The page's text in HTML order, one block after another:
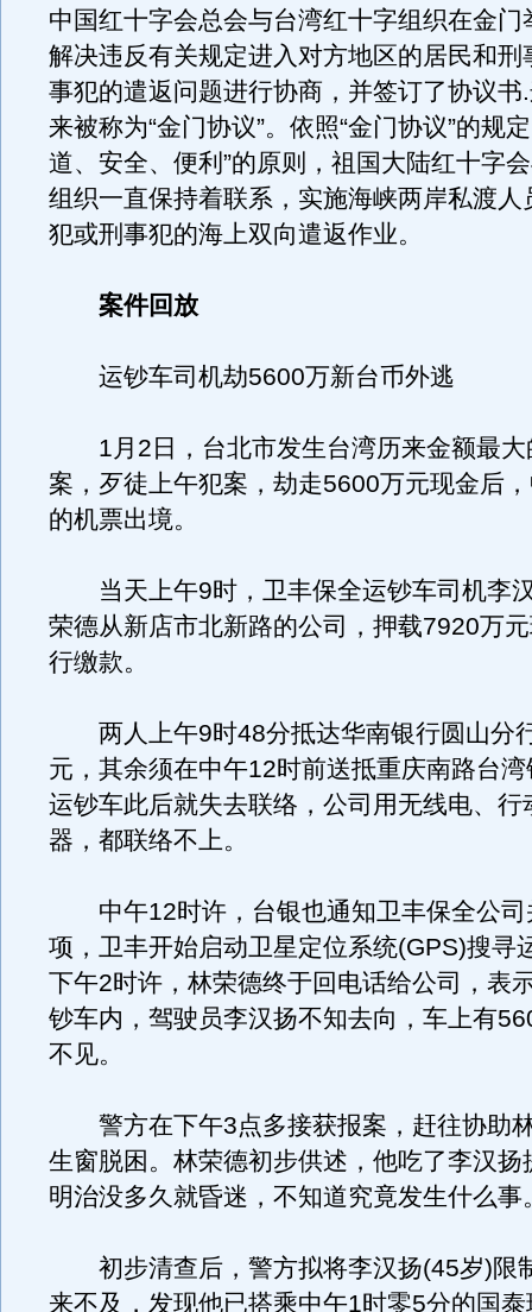
中国红十字会总会与台湾红十字组织在金门
解决违反有关规定进入对方地区的居民和刑
事犯的遣返问题进行协商，并签订了协议书
来被称为“金门协议”。依照“金门协议”的规
道、安全、便利”的原则，祖国大陆红十字
组织一直保持着联系，实施海峡两岸私渡人
犯或刑事犯的海上双向遣返作业。
案件回放
运钞车司机劫5600万新台币外逃
1月2日，台北市发生台湾历来金额最大
案，歹徒上午犯案，劫走5600万元现金后
的机票出境。
当天上午9时，卫丰保全运钞车司机李
荣德从新店市北新路的公司，押载7920万
行缴款。
两人上午9时48分抵达华南银行圆山分
元，其余须在中午12时前送抵重庆南路台
运钞车此后就失去联络，公司用无线电、行
器，都联络不上。
中午12时许，台银也通知卫丰保全公司
项，卫丰开始启动卫星定位系统(GPS)搜寻
下午2时许，林荣德终于回电话给公司，表
钞车内，驾驶员李汉扬不知去向，车上有
不见。
警方在下午3点多接获报案，赶往协助
生窗脱困。林荣德初步供述，他吃了李汉扬
明治没多久就昏迷，不知道究竟发生什么事
初步清查后，警方拟将李汉扬(45岁)限
来不及，发现他已搭乘中午1时零5分的国